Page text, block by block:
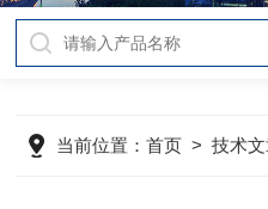
当前位置：首页 >技术